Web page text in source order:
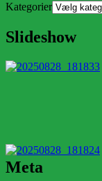
Kategorier
Slideshow
Meta